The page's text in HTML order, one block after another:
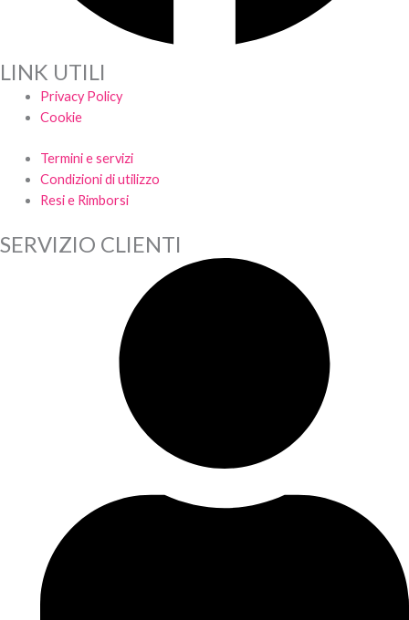
LINK UTILI
Privacy Policy
Cookie
Termini e servizi
Condizioni di utilizzo
Resi e Rimborsi
SERVIZIO CLIENTI